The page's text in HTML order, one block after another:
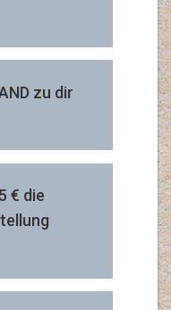
zu dir
€ die